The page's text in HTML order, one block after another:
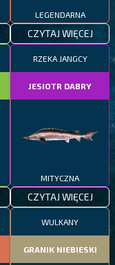
LEGENDARNA
CZYTAJ WIĘCEJ
RZEKA JANGCY
JESIOTR DABRY
MITYCZNA
CZYTAJ WIĘCEJ
WULKANY
GRANIK NIEBIESKI